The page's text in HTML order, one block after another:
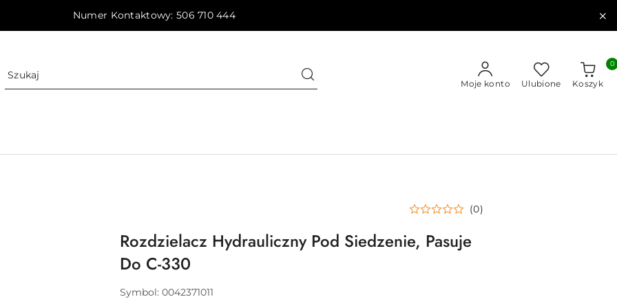
Numer Kontaktowy: 506 710 444
Moje konto Ulubione Koszyk
0
(0)
Rozdzielacz Hydrauliczny Pod Siedzenie, Pasuje
Do C-330
Symbol: 0042371011